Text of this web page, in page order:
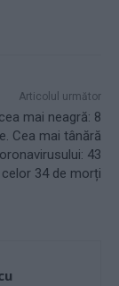
Articolul următor
mai neagră: 8
Cea mai tânără
43
34 de morți